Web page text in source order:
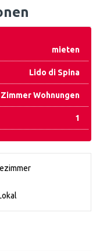
mieten
Lido di Spina
Zimmer Wohnungen
1